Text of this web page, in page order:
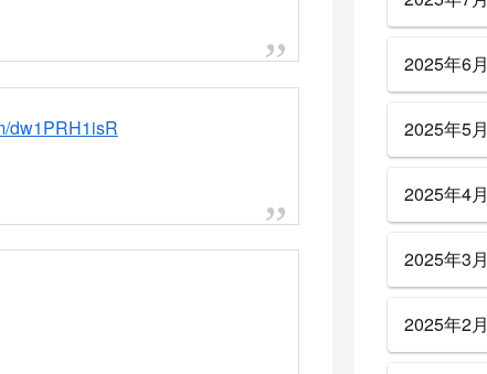
災
す、、、
2025年6月
2025年5月
2025年4月
2025年3月
2025年2月